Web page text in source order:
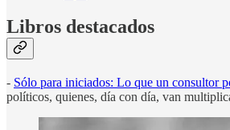
Libros destacados
- Sólo para iniciados: Lo que un consultor
políticos, quienes, día con día, van